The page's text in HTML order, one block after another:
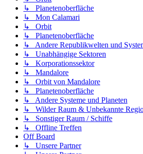
↳ Planetenoberfläche
↳ Mon Calamari
↳ Orbit
↳ Planetenoberfläche
↳ Andere Republikwelten und
↳ Unabhängige Sektoren
↳ Korporationssektor
↳ Mandalore
↳ Orbit von Mandalore
↳ Planetenoberfläche
↳ Andere Systeme und Planeten
↳ Wilder Raum & Unbekannte
↳ Sonstiger Raum / Schiffe
↳ Offline Treffen
Off Board
↳ Unsere Partner